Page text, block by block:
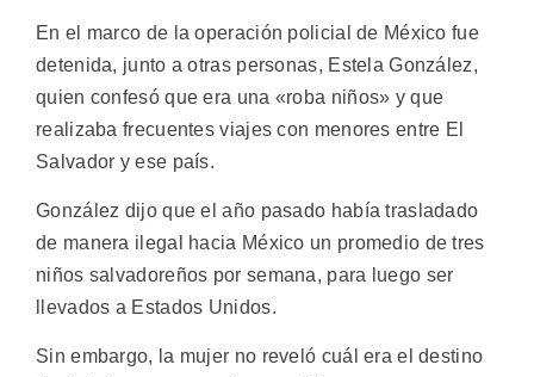
En el marco de la operación policial de México fue
detenida, junto a otras personas, Estela González,
quien confesó que era una «roba niños» y que
realizaba frecuentes viajes con menores entre El
Salvador y ese país.
González dijo que el año pasado había trasladado
de manera ilegal hacia México un promedio de tres
niños salvadoreños por semana, para luego ser
llevados a Estados Unidos.
Sin embargo, la mujer no reveló cuál era el destino